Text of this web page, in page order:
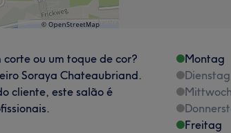
ou um toque de cor?
Soraya Chateaubriand.
cliente, este salão é
Montag
Dienstag
Mittwoch
Freitag